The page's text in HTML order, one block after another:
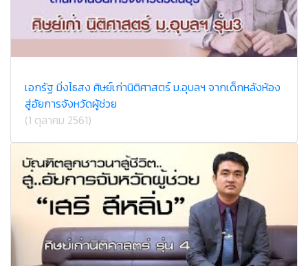
เอกรัฐ มิ่งไธสง ศิษย์เก่านิติศาสตร์ ม.อุบลฯ จากเด็กหลังห้อง
สู่อัยการจังหวัดผู้ช่วย
(1 ตุลาคม 2561)